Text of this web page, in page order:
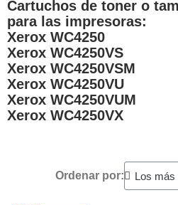
Cartuchos de toner o
para las impresoras:
Xerox WC4250
Xerox WC4250VS
Xerox WC4250VSM
Xerox WC4250VU
Xerox WC4250VUM
Xerox WC4250VX
Ordenar por: